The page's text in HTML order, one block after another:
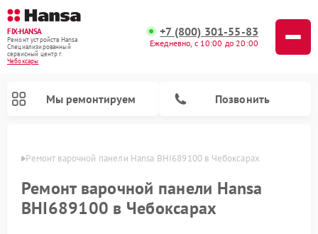
FIX-HANSA
Ремонт устройств Hansa
Специализированный
cервисный центр г.
Чебоксары
+7 (800) 301-55-83
Ежедневно, с 10:00 до 20:00
Мы ремонтируем Позвонить
Ремонт варочной панели Hansa BHI689100 в Чебоксарах
Ремонт варочной панели Hansa
BHI689100 в Чебоксарах